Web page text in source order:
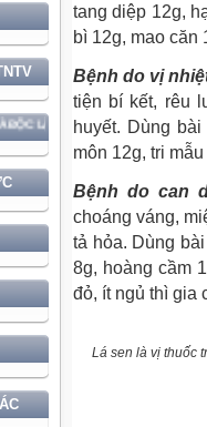
LẬP DÂN TỘC!
tang diệp 12g,
bì 12g, mao căn
Bệnh do vị
tiện bí kết, rêu
huyết. Dùng bài
môn 12g, tri
Bệnh do can
choáng váng,
tả hỏa. Dùng
8g, hoàng cầm
đỏ, ít ngủ thì gia
Lá sen là vị thuốc